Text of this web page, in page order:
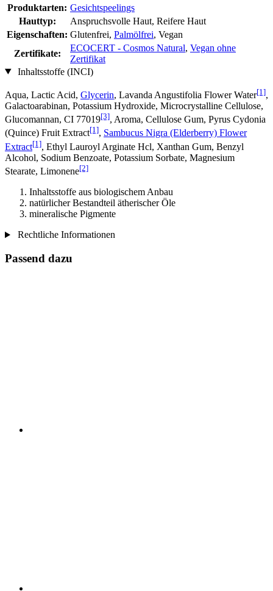
Produktarten: Gesichtspeelings
Hauttyp:
Anspruchsvolle Haut, Reifere Haut
Eigenschaften: Glutenfrei, Palmölfrei, Vegan
Zertifikate:
ECOCERT - Cosmos Natural, Vegan ohne
Zertifikat
Inhaltsstoffe (INCI)
Aqua, Lactic Acid, Glycerin, Lavanda Angustifolia Flower Water[1],
Galactoarabinan, Potassium Hydroxide, Microcrystalline Cellulose,
Glucomannan, CI 77019[3], Aroma, Cellulose Gum, Pyrus Cydonia
(Quince) Fruit Extract[1], Sambucus Nigra (Elderberry) Flower
Extract[1], Ethyl Lauroyl Arginate Hcl, Xanthan Gum, Benzyl
Alcohol, Sodium Benzoate, Potassium Sorbate, Magnesium
Stearate, Limonene[2]
Inhaltsstoffe aus biologischem Anbau
natürlicher Bestandteil ätherischer Öle
mineralische Pigmente
Rechtliche Informationen
Passend dazu